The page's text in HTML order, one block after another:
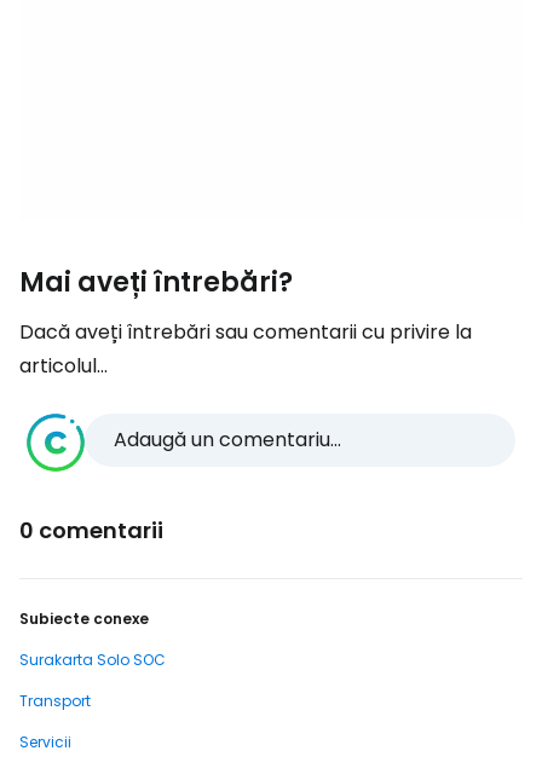
Mai aveți întrebări?
Dacă aveți întrebări sau comentarii cu privire la
articolul...
Adaugă un comentariu...
0 comentarii
Subiecte conexe
Surakarta Solo SOC
Transport
Servicii